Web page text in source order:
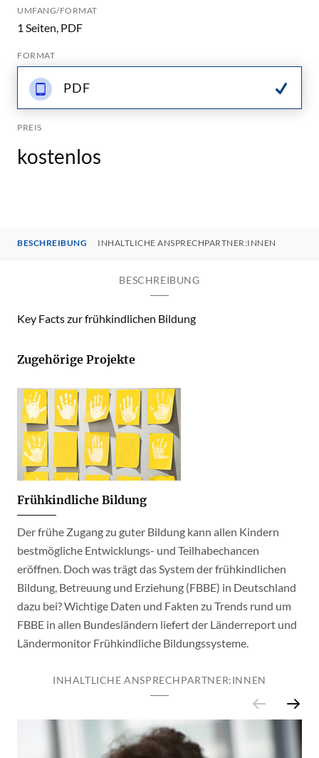
UMFANG/FORMAT
1 Seiten, PDF
FORMAT
PDF
PREIS
kostenlos
BESCHREIBUNG INHALTLICHE ANSPRECHPARTNER:INNEN
BESCHREIBUNG
Key Facts zur frühkindlichen Bildung
Zugehörige Projekte
Frühkindliche Bildung
Der frühe Zugang zu guter Bildung kann allen Kindern
bestmögliche Entwicklungs- und Teilhabechancen
eröffnen. Doch was trägt das System der frühkindlichen
Bildung, Betreuung und Erziehung (FBBE) in Deutschland
dazu bei? Wichtige Daten und Fakten zu Trends rund um
FBBE in allen Bundesländern liefert der Länderreport und
Ländermonitor Frühkindliche Bildungssysteme.
INHALTLICHE ANSPRECHPARTNER:INNEN